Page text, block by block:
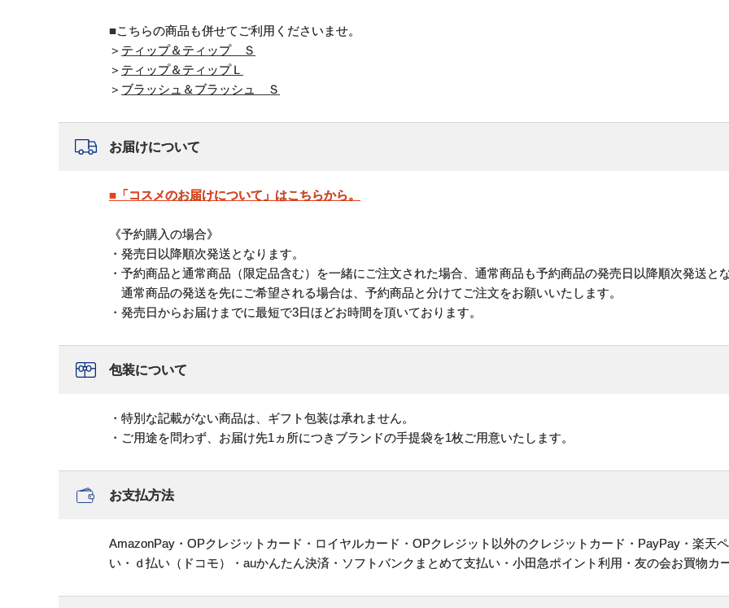
■こちらの商品も併せてご利用くださいませ。
＞ ティップ＆ティップ Ｓ
＞ ティップ＆ティップＬ
＞ ブラッシュ＆ブラッシュ Ｓ
お届けについて
■「コスメのお届けについて」はこちらから。
《予約購入の場合》
・発売日以降順次発送となります。
・予約商品と通常商品（限定品含む）を一緒にご注文された場合、通常商品も予約商品の発売日以降順次発送と
通常商品の発送を先にご希望される場合は、予約商品と分けてご注文をお願いいたします。
・発売日からお届けまでに最短で3日ほどお時間を頂いております。
包装について
・特別な記載がない商品は、ギフト包装は承れません。
・ご用途を問わず、お届け先1ヵ所につきブランドの手提袋を1枚ご用意いたします。
お支払方法
AmazonPay・OPクレジットカード・ロイヤルカード・OPクレジット以外のクレジットカード・PayPay・楽天
い・ｄ払い（ドコモ）・auかんたん決済・ソフトバンクまとめて支払い・小田急ポイント利用・友の会お買物カ